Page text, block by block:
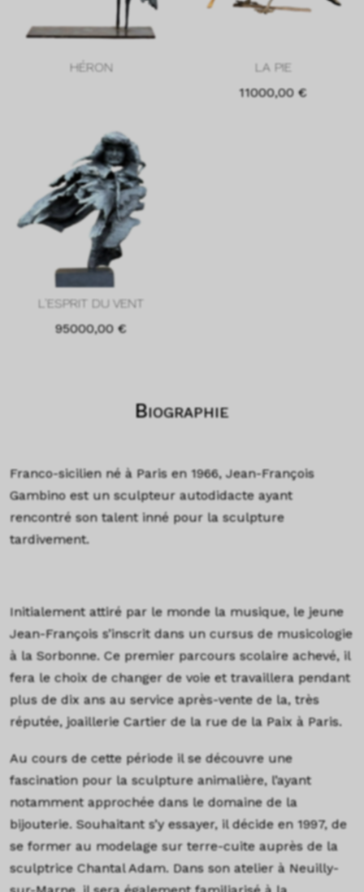
HÉRON
LA PIE
11000,00 €
L'ESPRIT DU VENT
95000,00 €
Biographie
Franco-sicilien né à Paris en 1966, Jean-François
Gambino est un sculpteur autodidacte ayant
rencontré son talent inné pour la sculpture
tardivement.
Initialement attiré par le monde la musique, le jeune
Jean-François s’inscrit dans un cursus de musicologie
à la Sorbonne. Ce premier parcours scolaire achevé, il
fera le choix de changer de voie et travaillera pendant
plus de dix ans au service après-vente de la, très
réputée, joaillerie Cartier de la rue de la Paix à Paris.
Au cours de cette période il se découvre une
fascination pour la sculpture animalière, l’ayant
notamment approchée dans le domaine de la
bijouterie. Souhaitant s’y essayer, il décide en 1997, de
se former au modelage sur terre-cuite auprès de la
sculptrice Chantal Adam. Dans son atelier à Neuilly-